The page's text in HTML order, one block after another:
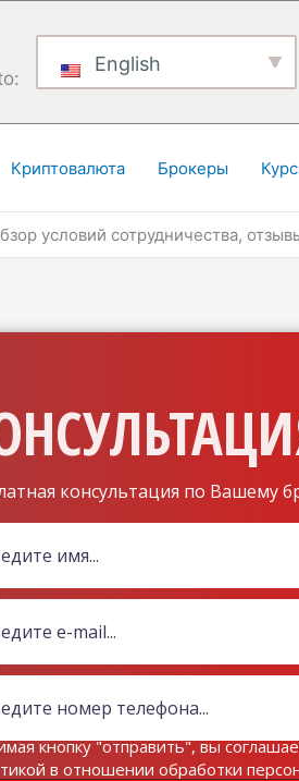
English
Криптовалюта Брокеры
условий сотрудничества,
консультация по Вашему
кнопку "отправить", вы
в отношении обработки